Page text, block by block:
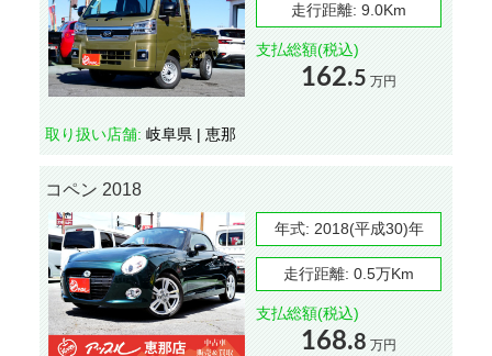
走行距離: 9.0Km
支払総額(税込)
162.5 万円
取り扱い店舗: 岐阜県 | 恵那
コペン 2018
年式: 2018(平成30)年
走行距離: 0.5万Km
支払総額(税込)
168.8 万円